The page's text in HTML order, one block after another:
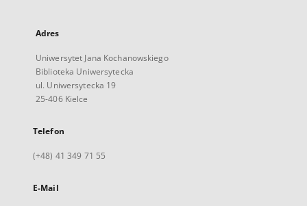
Adres
Uniwersytet Jana Kochanowskiego
Biblioteka Uniwersytecka
ul. Uniwersytecka 19
25-406 Kielce
Telefon
(+48) 41 349 71 55
E-Mail